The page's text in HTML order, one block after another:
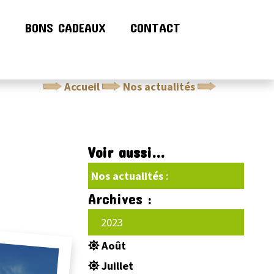
BONS CADEAUX CONTACT
Accueil Nos actualités Nos tarifs
Voir aussi...
Nos actualités :
Archives :
2023
Août
Juillet